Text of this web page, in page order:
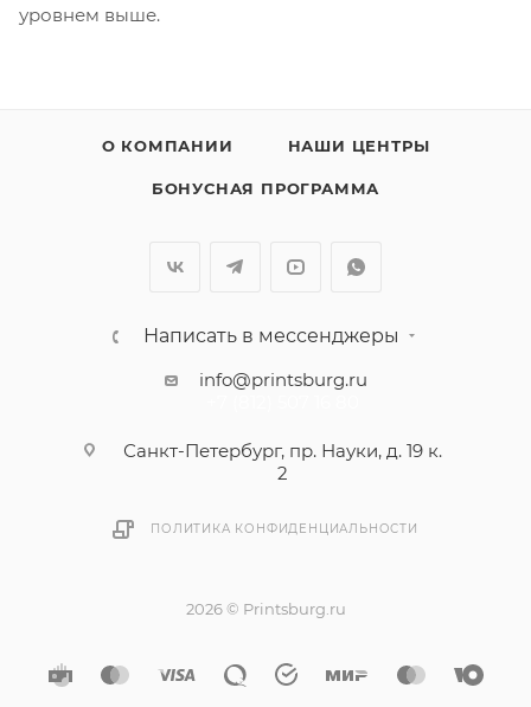
уровнем выше.
О КОМПАНИИ НАШИ ЦЕНТРЫ
БОНУСНАЯ ПРОГРАММА
Написать в мессенджеры
info@printsburg.ru
Санкт-Петербург, пр. Науки, д. 19 к.
2
ПОЛИТИКА КОНФИДЕНЦИАЛЬНОСТИ
2026 © Printsburg.ru